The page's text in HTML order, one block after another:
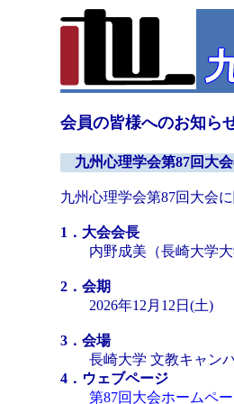
会員の皆様へのお知ら
九州心理学会第87回大会
九州心理学会第87回大会
1．大会会長
内野成美（長崎大学大
2．会期
2026年12月12日(土)
3．会場
長崎大学 文教キャン
4．ウェブページ
第87回大会ホームペ